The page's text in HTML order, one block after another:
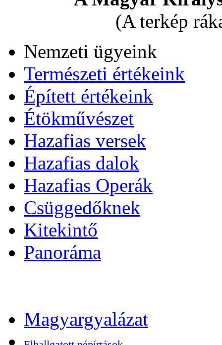
(A terkép
Nemzeti ügyeink
Természeti értékeink
Épített értékeink
Étökművészet
Hazafias versek
Hazafias dalok
Hazafias Operák
Csüggedőknek
Kitekintő
Panoráma
Magyargyalázat